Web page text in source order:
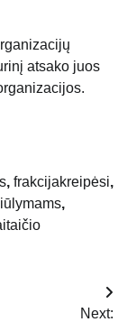
atsako juos
, frakcijakreipėsi,
,
Next: